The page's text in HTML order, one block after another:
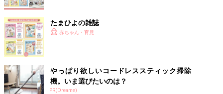
たまひよの雑誌
赤ちゃん・育児
やっぱり欲しいコードレススティック掃除
機。いま選びたいのは？
PR(Dreame)